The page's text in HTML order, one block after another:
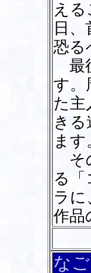
え
日
恐る
最
す。
た主
き
ます
そ
る
ラ
作品
な